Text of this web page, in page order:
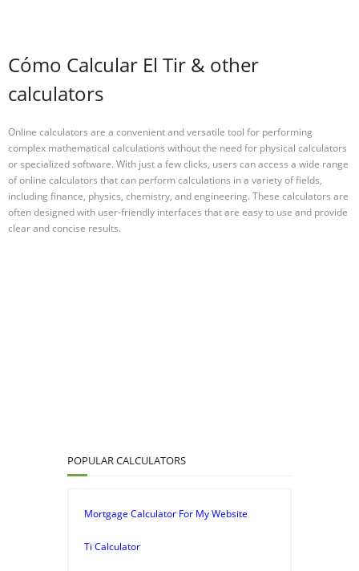
Cómo Calcular El Tir & other
calculators
Online calculators are a convenient and versatile tool for performing
complex mathematical calculations without the need for physical calculators
or specialized software. With just a few clicks, users can access a wide range
of online calculators that can perform calculations in a variety of fields,
including finance, physics, chemistry, and engineering. These calculators are
often designed with user-friendly interfaces that are easy to use and provide
clear and concise results.
POPULAR CALCULATORS
Mortgage Calculator For My Website
Ti Calculator